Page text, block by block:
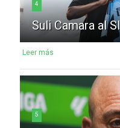
4
Suli Camara al
Leer más
5